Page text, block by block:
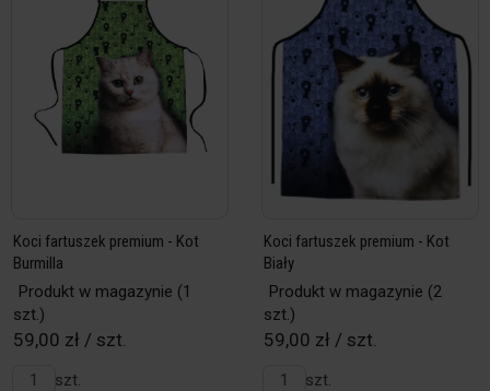
Koci fartuszek premium - Kot
Burmilla
Produkt w magazynie (1
szt.)
59,00 zł / szt.
szt.
Koci fartuszek premium - Kot
Biały
Produkt w magazynie (2
szt.)
59,00 zł / szt.
szt.